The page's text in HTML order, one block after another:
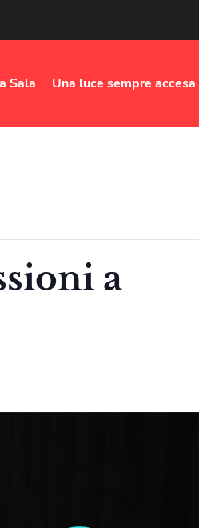
Sala Una luce sempre accesa
a